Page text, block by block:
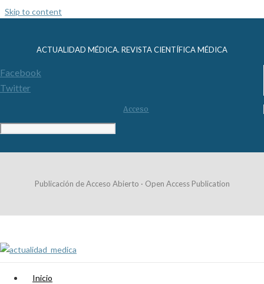
Skip to content
ACTUALIDAD MÉDICA. REVISTA CIENTÍFICA MÉDICA
Facebook
Twitter
Acceso
Publicación de Acceso Abierto · Open Access Publication
Inicio